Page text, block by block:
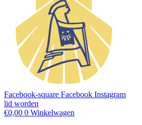
Facebook-square Facebook Instagram
lid worden
€0,00 0 Winkelwagen